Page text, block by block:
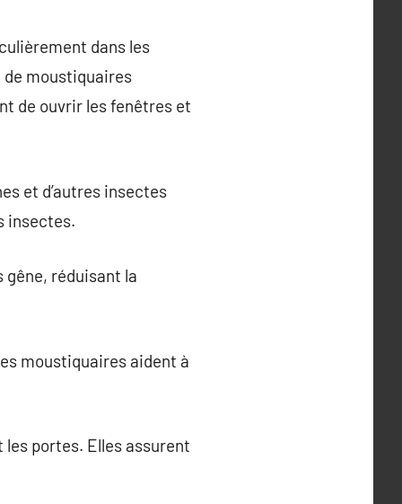
dans les
moustiquaires
de ouvrir les fenêtres et
et d’autres insectes
insectes.
gêne, réduisant la
moustiquaires aident à
portes. Elles assurent